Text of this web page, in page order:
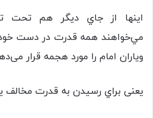
اينها از جاي ديگر هم تحت
مي‌خواهند همه قدرت در دست
ویاران امام را مورد هجمه قرار
یعنی براي رسيدن به قدرت مخالف